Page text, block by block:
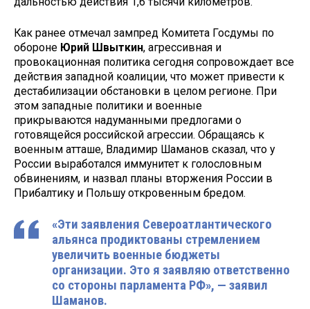
Как ранее отмечал зампред Комитета Госдумы по
обороне Юрий Швыткин, агрессивная и
провокационная политика сегодня сопровождает все
действия западной коалиции, что может привести к
дестабилизации обстановки в целом регионе. При
этом западные политики и военные
прикрываются надуманными предлогами о
готовящейся российской агрессии. Обращаясь к
военным атташе, Владимир Шаманов сказал, что у
России выработался иммунитет к голословным
обвинениям, и назвал планы вторжения России в
Прибалтику и Польшу откровенным бредом.
«Эти заявления Североатлантического
альянса продиктованы стремлением
увеличить военные бюджеты
организации. Это я заявляю ответственно
со стороны парламента РФ», — заявил
Шаманов.